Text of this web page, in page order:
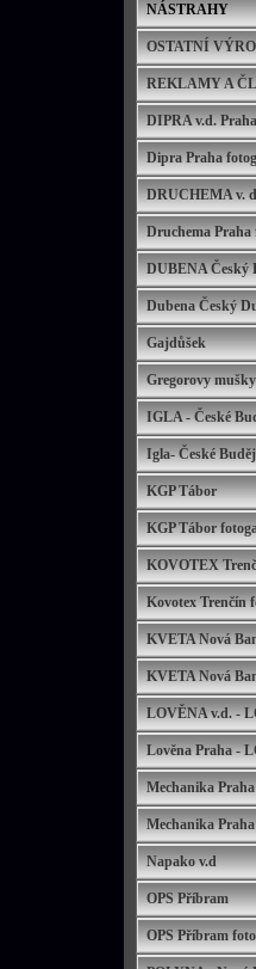
NÁSTRAHY
OSTATNÍ
REKLAMY A
DIPRA v.d. Praha
Dipra Praha
DRUCHEMA v.
Druchema Praha
DUBENA Český
Dubena Český
Gajdůšek
Gregorovy
IGLA - České
Igla- České
KGP Tábor
KGP Tábor
KOVOTEX
Kovotex Trenčín
KVETA Nová
KVETA Nová
LOVĚNA v.d. -
Lověna Praha -
Mechanika Praha
Mechanika Praha
Napako v.d
OPS Příbram
OPS Příbram